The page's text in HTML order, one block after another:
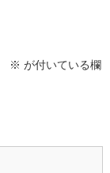
※ が付いている欄